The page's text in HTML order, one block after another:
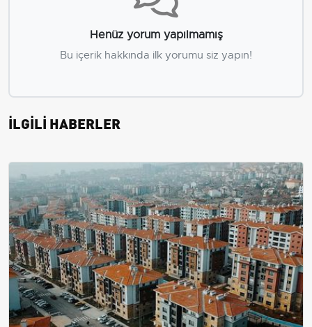
Henüz yorum yapılmamış
Bu içerik hakkında ilk yorumu siz yapın!
İLGİLİ HABERLER